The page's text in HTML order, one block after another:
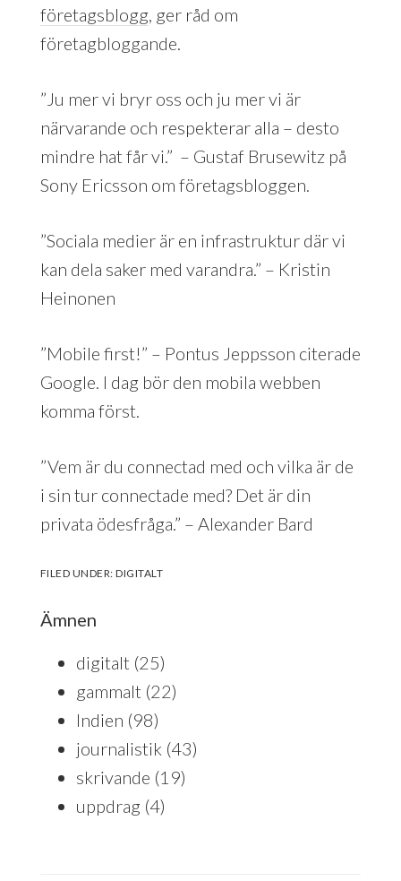
företagsblogg, ger råd om
företagbloggande.
”Ju mer vi bryr oss och ju mer vi är
närvarande och respekterar alla – desto
mindre hat får vi.” – Gustaf Brusewitz på
Sony Ericsson om företagsbloggen.
”Sociala medier är en infrastruktur där vi
kan dela saker med varandra.” – Kristin
Heinonen
”Mobile first!” – Pontus Jeppsson citerade
Google. I dag bör den mobila webben
komma först.
”Vem är du connectad med och vilka är de
i sin tur connectade med? Det är din
privata ödesfråga.” – Alexander Bard
FILED UNDER:DIGITALT
Ämnen
digitalt (25)
gammalt (22)
Indien (98)
journalistik (43)
skrivande (19)
uppdrag(4)